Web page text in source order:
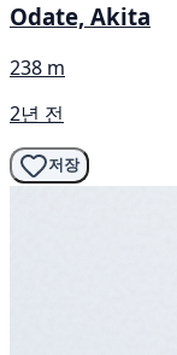
Odate, Akita
238 m
2년 전
저장